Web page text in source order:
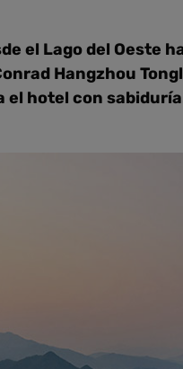
el Lago del Oeste
Hangzhou
el hotel con